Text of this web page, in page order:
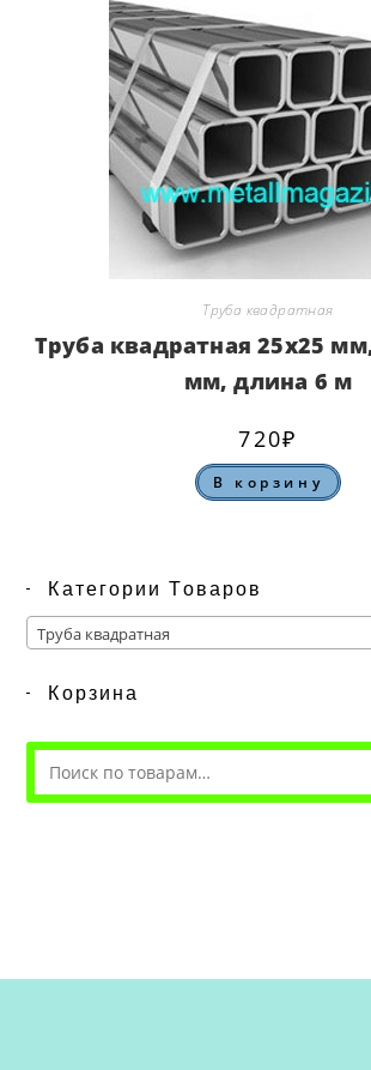
Труба квадратная
Труба квадратная 25х25
мм, длина 6 м
720₽
В корзину
Категории Товаров
Труба квадратная
Корзина